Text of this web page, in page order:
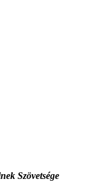
Szövetsége